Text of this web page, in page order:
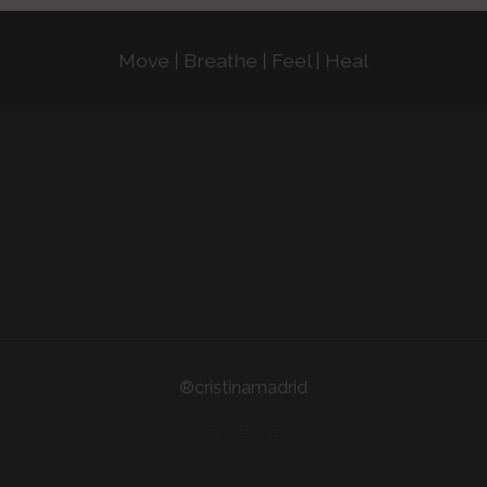
Move | Breathe | Feel | Heal
®cristinamadrid